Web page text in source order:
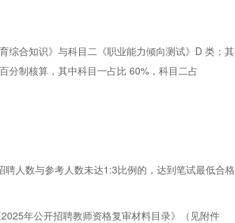
综合知识》与科目二《职业能力倾向测试》D 类；其
分制核算，其中科目一占比 60%，科目二占
人数与参考人数未达1:3比例的，达到笔试最低合格
年公开招聘教师资格复审材料目录》（见附件